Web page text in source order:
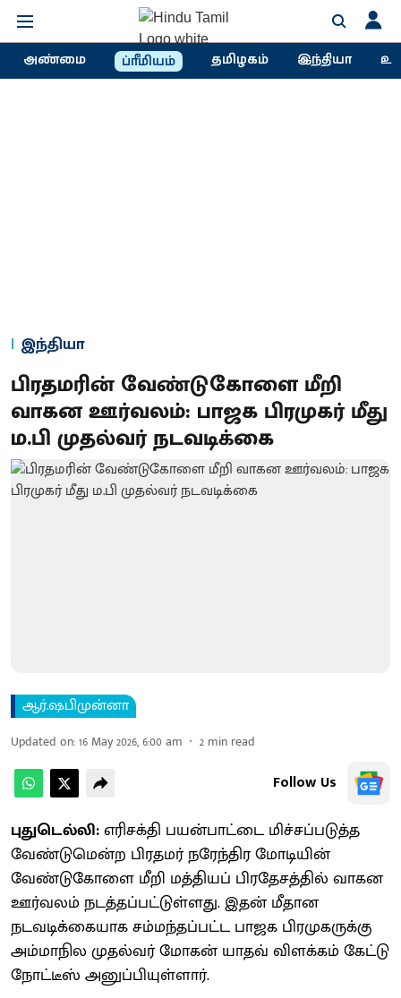
அண்மை ப்ரீமியம் தமிழகம் இந்தியா
இந்தியா
பிரதமரின் வேண்டுகோளை மீறி
வாகன ஊர்வலம்: பாஜக பிரமுகர் மீது
ம.பி முதல்வர் நடவடிக்கை
ஆர்.ஷபிமுன்னா
Updated on:16 May 2026, 6:00 am 2 min read
Follow Us
புதுடெல்லி:எரிசக்தி பயன்பாட்டை மிச்சப்படுத்த
வேண்டுமென்ற பிரதமர் நரேந்திர மோடியின்
வேண்டுகோளை மீறி மத்தியப் பிரதேசத்தில் வாகன
ஊர்வலம் நடத்தப்பட்டுள்ளது. இதன் மீதான
நடவடிக்கையாக சம்மந்தப்பட்ட பாஜக பிரமுகருக்கு
அம்மாநில முதல்வர் மோகன் யாதவ் விளக்கம் கேட்டு
நோட்டீஸ் அனுப்பியுள்ளார்.